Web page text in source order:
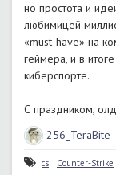
но простота и
любимицей
«must-have» на
геймера, и в
киберспорте.
С праздником,
256_TeraBite
cs Counter-Strike